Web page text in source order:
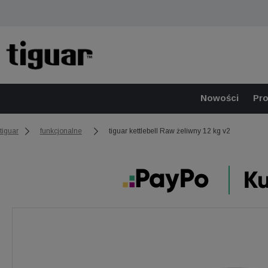
Nowości
tiguar funkcjonalne tiguar kettlebell Raw żeliwny 12 kg v2